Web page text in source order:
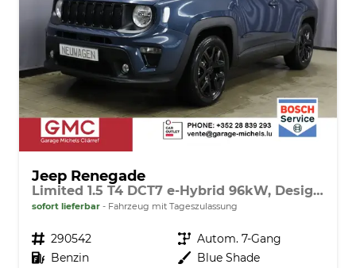
Jeep Renegade
Limited 1.5 T4 DCT7 e-Hybrid 96kW, Design-Paket Black, Leder-Paket, Funktions-Paket, Winter-Paket, 8.4"-Navigationssystem, Rückfahrkamera, Nebelscheinwerfer, 18"-Leichtmetallfelgen, uvm.
sofort lieferbar Fahrzeug mit Tageszulassung
Fahrzeugnr. 290542 Getriebe Autom. 7-Gang
Kraftstoff Benzin Außenfarbe Blue Shade